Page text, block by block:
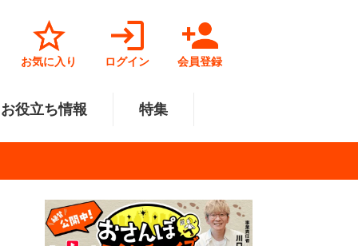
お気に入り ログイン 会員登録
サービス業
500万円 501万円～1000万円
関東
リペアクリーニング
お役立ち情報 特集